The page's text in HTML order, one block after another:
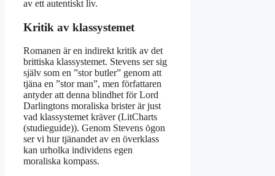
av ett autentiskt liv.
Kritik av klassystemet
Romanen är en indirekt kritik av det
brittiska klassystemet. Stevens ser sig
själv som en ”stor butler” genom att
tjäna en ”stor man”, men författaren
antyder att denna blindhet för Lord
Darlingtons moraliska brister är just
vad klassystemet kräver (LitCharts
(studieguide)). Genom Stevens ögon
ser vi hur tjänandet av en överklass
kan urholka individens egen
moraliska kompass.